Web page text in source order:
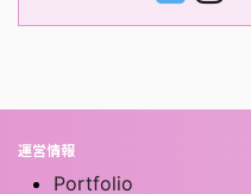
運営情報
Portfolio